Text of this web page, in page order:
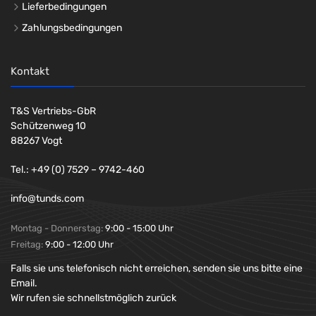
Lieferbedingungen
Zahlungsbedingungen
Kontakt
T&S Vertriebs-GbR
Schützenweg 10
88267 Vogt
Tel.: +49 (0) 7529 – 9742-460
info@tunds.com
Montag - Donnerstag: 9:00 - 15:00 Uhr
Freitag: 9:00 - 12:00 Uhr
Falls sie uns telefonisch nicht erreichen, senden sie uns bitte eine
Email.
Wir rufen sie schnellstmöglich zurück